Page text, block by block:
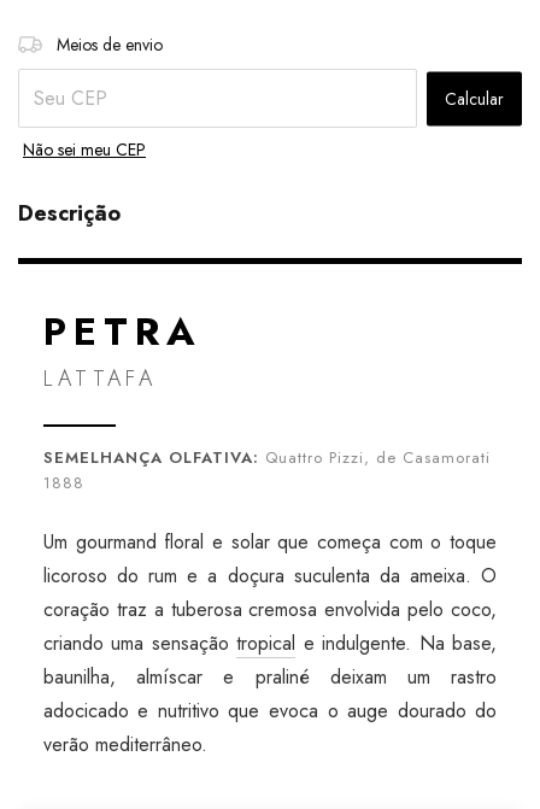
Entregas para o CEP:
Meios de envio
Calcular
Não sei meu CEP
Descrição
PETRA
LATTAFA
SEMELHANÇA OLFATIVA: Quattro Pizzi, de Casamorati
1888
Um gourmand floral e solar que começa com o toque
licoroso do rum e a doçura suculenta da ameixa. O
coração traz a tuberosa cremosa envolvida pelo coco,
criando uma sensaçãotropical e indulgente. Na base,
baunilha, almíscar e praliné deixam um rastro
adocicado e nutritivo que evoca o auge dourado do
verão mediterrâneo.